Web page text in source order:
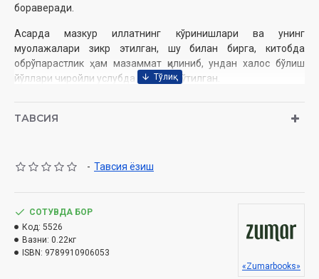
бораверади.
Асарда мазкур иллатнинг кўринишлари ва унинг
муолажалари зикр этилган, шу билан бирга, китобда
обрўпарастлик ҳам мазаммат қилиниб, ундан халос бўлиш
йўллари чиройли услубда кўрсатиб ўтилган.
Сана : 2025 йил
Ўлчами: 84x108 1/32
Муқоваси:
Ўзбекистон Республикаси Дин ишлари бўйича қўмитанинг
ТАВСИЯ
- Тавсия ёзиш
СОТУВДА БОР
Код: 5526
Вазни: 0.22кг
ISBN: 9789910906053
«Zumarbooks»